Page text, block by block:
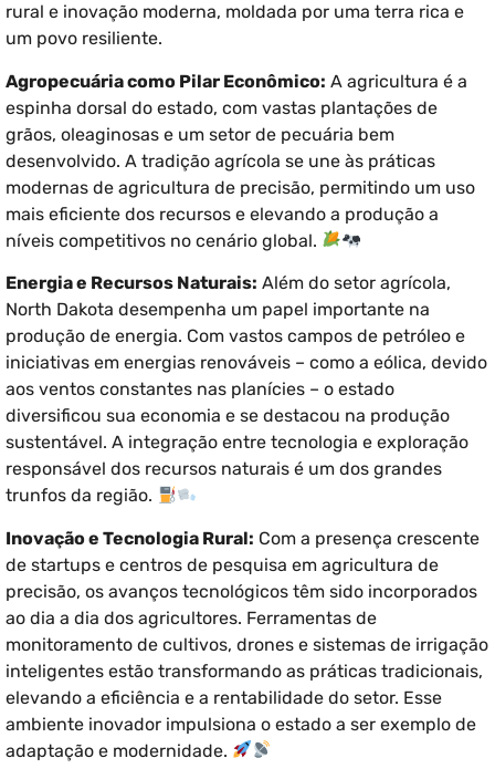
rural e inovação moderna, moldada por uma terra rica e
um povo resiliente.
Agropecuária como Pilar Econômico: A agricultura é a
espinha dorsal do estado, com vastas plantações de
grãos, oleaginosas e um setor de pecuária bem
desenvolvido. A tradição agrícola se une às práticas
modernas de agricultura de precisão, permitindo um uso
mais eficiente dos recursos e elevando a produção a
níveis competitivos no cenário global.
Energia e Recursos Naturais: Além do setor agrícola,
North Dakota desempenha um papel importante na
produção de energia. Com vastos campos de petróleo e
iniciativas em energias renováveis – como a eólica, devido
aos ventos constantes nas planícies – o estado
diversificou sua economia e se destacou na produção
sustentável. A integração entre tecnologia e exploração
responsável dos recursos naturais é um dos grandes
trunfos da região.
Inovação e Tecnologia Rural: Com a presença crescente
de startups e centros de pesquisa em agricultura de
precisão, os avanços tecnológicos têm sido incorporados
ao dia a dia dos agricultores. Ferramentas de
monitoramento de cultivos, drones e sistemas de irrigação
inteligentes estão transformando as práticas tradicionais,
elevando a eficiência e a rentabilidade do setor. Esse
ambiente inovador impulsiona o estado a ser exemplo de
adaptação e modernidade.